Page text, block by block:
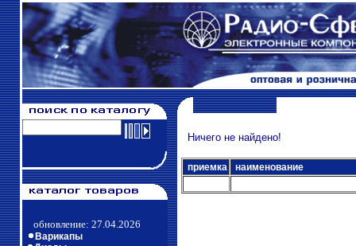
обновление: 27.04.2026
Варикапы
Ничего не найдено!
приемка наименование